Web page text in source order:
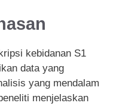
kebidanan S1
data yang
yang mendalam
menjelaskan